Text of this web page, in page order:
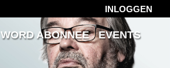
INLOGGEN
WORD ABONNEE
EVENTS